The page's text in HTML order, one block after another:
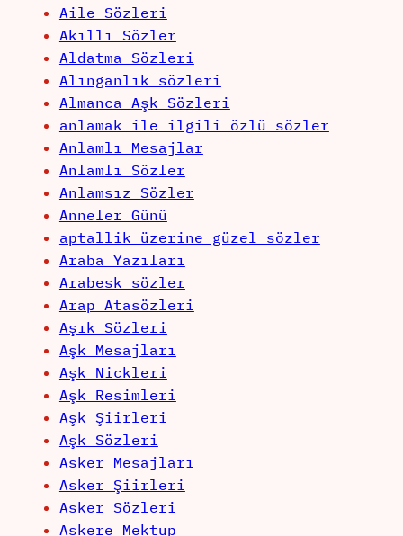
Aile Sözleri
Akıllı Sözler
Aldatma Sözleri
Alınganlık sözleri
Almanca Aşk Sözleri
anlamak ile ilgili özlü sözler
Anlamlı Mesajlar
Anlamlı Sözler
Anlamsız Sözler
Anneler Günü
aptallik üzerine güzel sözler
Araba Yazıları
Arabesk sözler
Arap Atasözleri
Aşık Sözleri
Aşk Mesajları
Aşk Nickleri
Aşk Resimleri
Aşk Şiirleri
Aşk Sözleri
Asker Mesajları
Asker Şiirleri
Asker Sözleri
Askere Mektup